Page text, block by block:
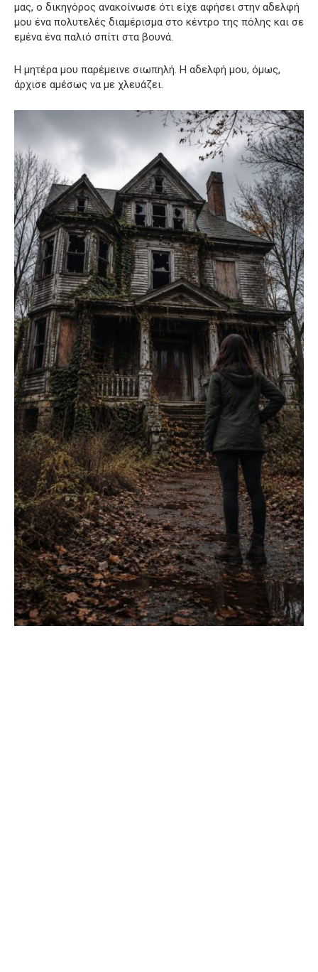
μας, ο δικηγόρος ανακοίνωσε ότι είχε αφήσει στην αδελφή
μου ένα πολυτελές διαμέρισμα στο κέντρο της πόλης και σε
εμένα ένα παλιό σπίτι στα βουνά.
Η μητέρα μου παρέμεινε σιωπηλή. Η αδελφή μου, όμως,
άρχισε αμέσως να με χλευάζει.